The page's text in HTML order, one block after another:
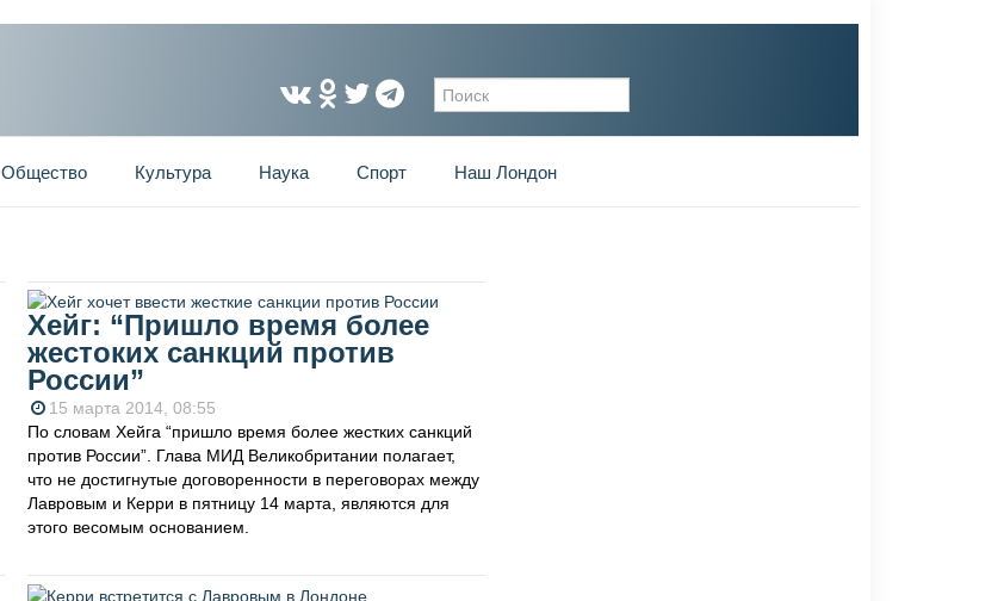
Форма поиска
Общество Культура Наука Спорт Наш Лондон
Хейг: “Пришло время более
жестоких санкций против
России”
15 марта 2014, 08:55
По словам Хейга “пришло время более жестких санкций
против России”. Глава МИД Великобритании полагает,
что не достигнутые договоренности в переговорах между
Лавровым и Керри в пятницу 14 марта, являются для
этого весомым основанием.